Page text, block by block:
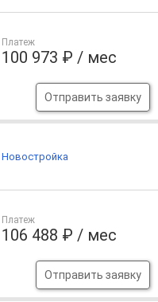
Платеж
100 973 ₽ / мес
Отправить заявку
Платеж
106 488 ₽ / мес
Отправить заявку
Новостройка